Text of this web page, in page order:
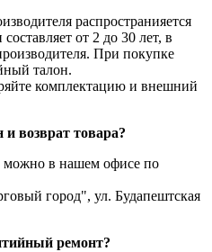
распространияется
от 2 до 30 лет, в
При покупке
талон.
комплектацию и внешний
возврат товара?
можно в нашем офисе по
город", ул. Будапештская
ремонт?